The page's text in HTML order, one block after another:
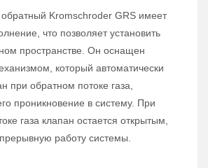
Kromschroder GRS имеет
что позволяет установить
пространстве. Он оснащен
который автоматически
при обратном потоке газа,
проникновение в систему. При
газа клапан остается открытым,
работу системы.